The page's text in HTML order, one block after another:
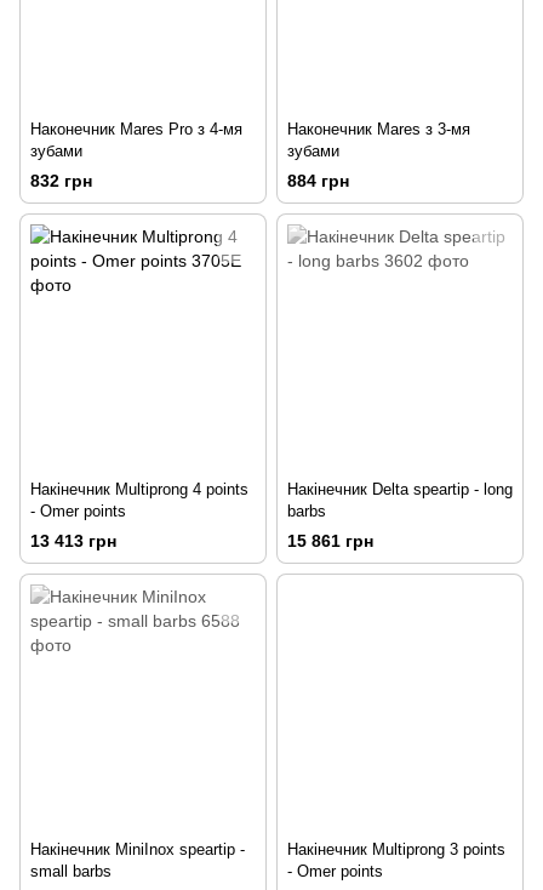
Наконечник Mares Pro з 4-мя
зубами
832 грн
Наконечник Mares з 3-мя
зубами
884 грн
Накінечник Multiprong 4 points
- Omer points
13 413 грн
Накінечник Delta speartip - long
barbs
15 861 грн
Накінечник MiniInox speartip -
small barbs
Накінечник Multiprong 3 points
- Omer points